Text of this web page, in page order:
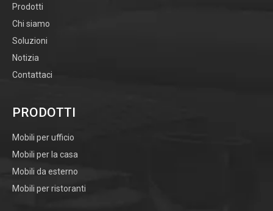
Prodotti
Chi siamo
Soluzioni
Notizia
Contattaci
PRODOTTI
Mobili per ufficio
Mobili per la casa
Mobili da esterno
Mobili per ristoranti